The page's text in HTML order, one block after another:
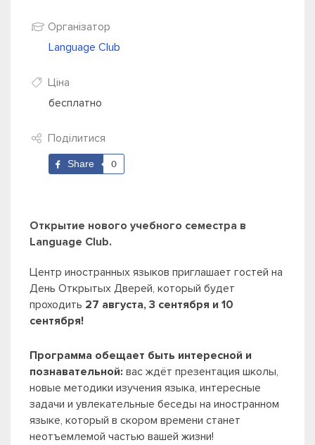
Організатор
Language Club
Ціна
бесплатно
Поділитися
Share 0
Открытие нового учебного семестра в
Language Club.
Центр иностранных языков приглашает гостей на
День Открытых Дверей, который будет
проходить 27 августа, 3 сентября и 10
сентября!
Программа обещает быть интересной и
познавательной: вас ждёт презентация школы,
новые методики изучения языка, интересные
задачи и увлекательные беседы на иностранном
языке, который в скором времени станет
неотъемлемой частью вашей жизни!